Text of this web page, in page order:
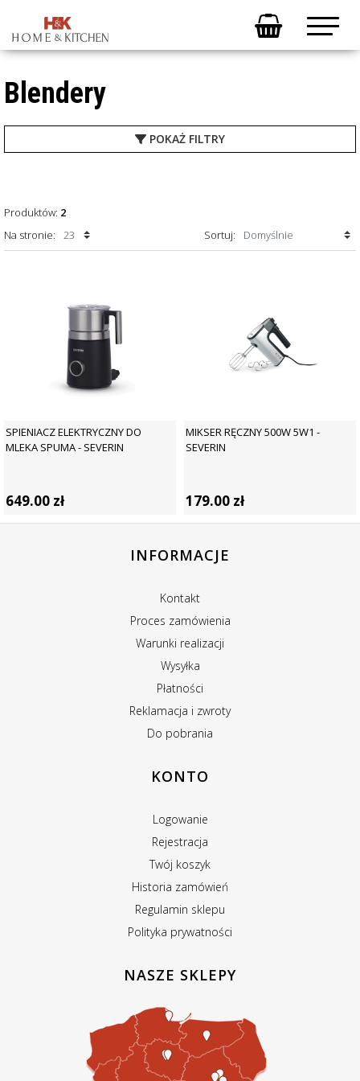
Blendery
POKAŻ FILTRY
Produktów: 2
Sortuj:
SPIENIACZ ELEKTRYCZNY DO
MLEKA SPUMA - SEVERIN
649.00 zł
MIKSER RĘCZNY 500W 5W1 -
SEVERIN
179.00 zł
Na stronie:
INFORMACJE
Kontakt
Proces zamówienia
Warunki realizacji
Wysyłka
Płatności
Reklamacja i zwroty
Do pobrania
KONTO
Logowanie
Rejestracja
Twój koszyk
Historia zamówień
Regulamin sklepu
Polityka prywatności
NASZE SKLEPY